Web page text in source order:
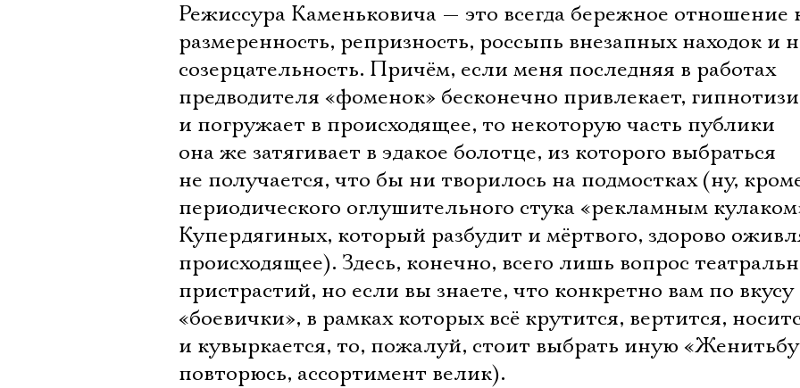
Режиссура Каменьковича — это всегда бережное отношение
размеренность, репризность, россыпь внезапных находок и
созерцательность. Причём, если меня последняя в работах
предводителя «фоменок» бесконечно привлекает,
и погружает в происходящее, то некоторую часть публики
она же затягивает в эдакое болотце, из которого выбраться
не получается, что бы ни творилось на подмостках (ну,
периодического оглушительного стука «рекламным
Купердягиных, который разбудит и мёртвого, здорово
происходящее). Здесь, конечно, всего лишь вопрос
пристрастий, но если вы знаете, что конкретно вам по вкусу
«боевички», в рамках которых всё крутится, вертится,
и кувыркается, то, пожалуй, стоит выбрать иную
повторюсь, ассортимент велик).